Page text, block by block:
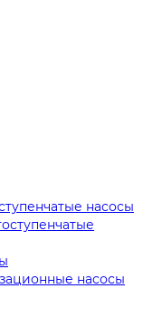
насосы
насосы